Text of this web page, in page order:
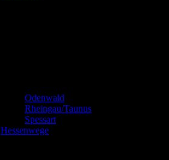
Odenwald
Rheingau/Taunus
Spessart
Hessenwege